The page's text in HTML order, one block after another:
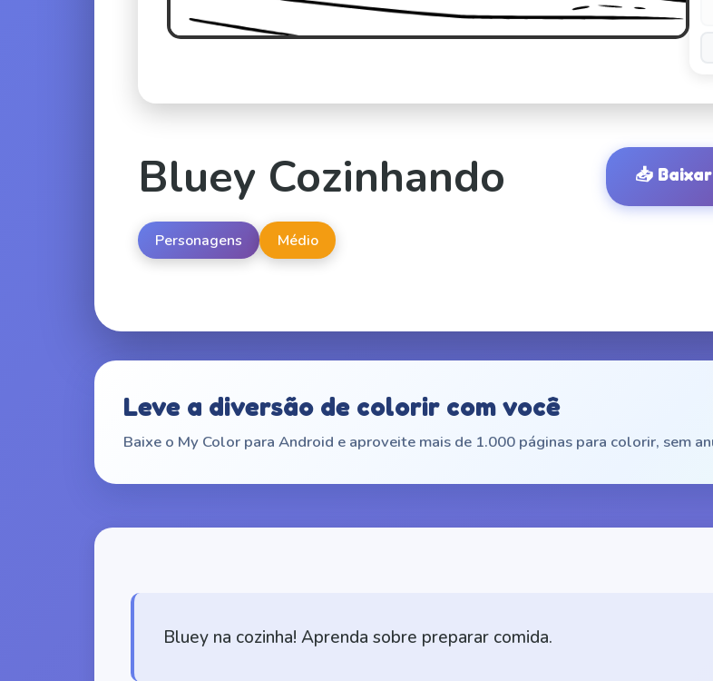
Bluey Cozinhando
Personagens Médio
📥
Leve a diversão de colorir com você
Baixe o My Color para Android e aproveite mais de 1.000 páginas para colorir, sem
Bluey na cozinha! Aprenda sobre preparar comida.